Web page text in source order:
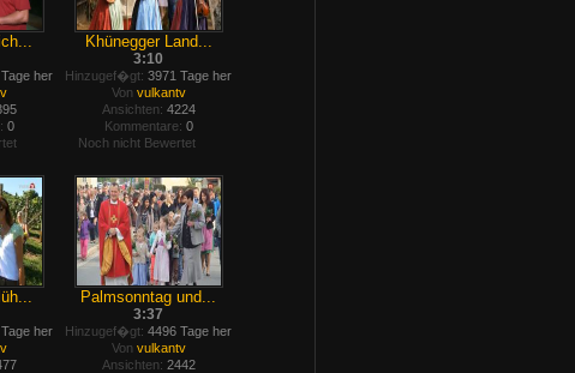
her
0
Khünegger Land...
3:10
Hinzugef�gt: 3971 Tage her
Von vulkantv
Ansichten: 4224
Kommentare: 0
Noch nicht Bewertet
her
Palmsonntag und...
3:37
Hinzugef�gt: 4496 Tage her
Von vulkantv
Ansichten: 2442